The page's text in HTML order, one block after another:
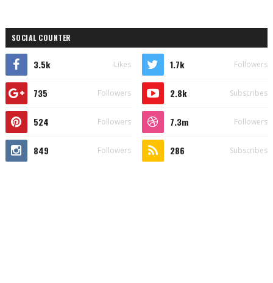
SOCIAL COUNTER
3.5k Likes 1.7k Followers
735 Followers 2.8k Subscribes
524 Followers 7.3m Followers
849 Followers 286 Subscribes